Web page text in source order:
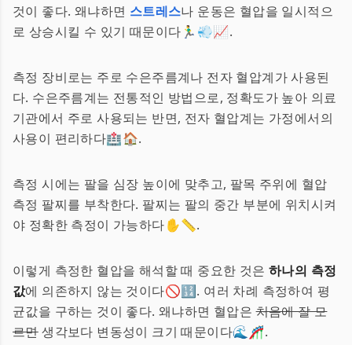
것이 좋다. 왜냐하면 스트레스나 운동은 혈압을 일시적으
로 상승시킬 수 있기 때문이다🏃‍♂️💨📈.
측정 장비로는 주로 수은주름계나 전자 혈압계가 사용된
다. 수은주름계는 전통적인 방법으로, 정확도가 높아 의료
기관에서 주로 사용되는 반면, 전자 혈압계는 가정에서의
사용이 편리하다🏥🏠.
측정 시에는 팔을 심장 높이에 맞추고, 팔목 주위에 혈압
측정 팔찌를 부착한다. 팔찌는 팔의 중간 부분에 위치시켜
야 정확한 측정이 가능하다✋📏.
이렇게 측정한 혈압을 해석할 때 중요한 것은 하나의 측정
값에 의존하지 않는 것이다🚫🔢. 여러 차례 측정하여 평
균값을 구하는 것이 좋다. 왜냐하면 혈압은처음에 잘 모
르면생각보다 변동성이 크기 때문이다🌊🎢.